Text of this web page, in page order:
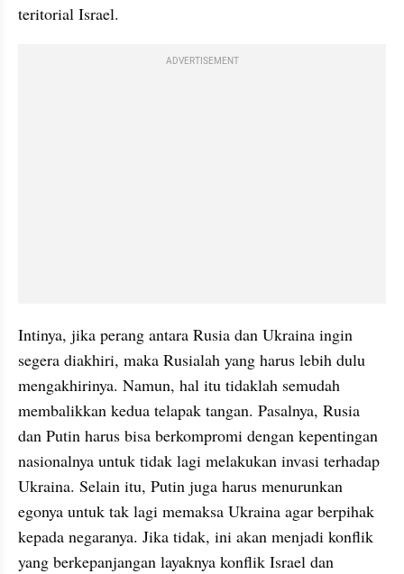
teritorial Israel.
ADVERTISEMENT
Intinya, jika perang antara Rusia dan Ukraina ingin
segera diakhiri, maka Rusialah yang harus lebih dulu
mengakhirinya. Namun, hal itu tidaklah semudah
membalikkan kedua telapak tangan. Pasalnya, Rusia
dan Putin harus bisa berkompromi dengan kepentingan
nasionalnya untuk tidak lagi melakukan invasi terhadap
Ukraina. Selain itu, Putin juga harus menurunkan
egonya untuk tak lagi memaksa Ukraina agar berpihak
kepada negaranya. Jika tidak, ini akan menjadi konflik
yang berkepanjangan layaknya konflik Israel dan